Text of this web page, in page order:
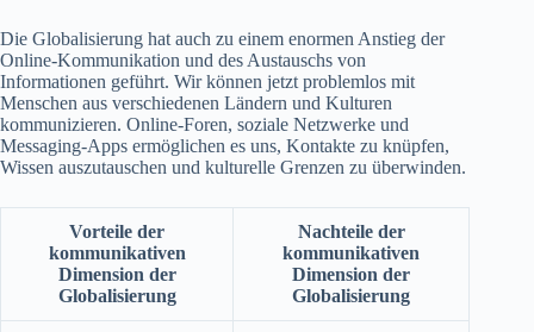
Die Globalisierung hat auch zu einem enormen Anstieg der
Online-Kommunikation und des Austauschs von
Informationen geführt. Wir können jetzt problemlos mit
Menschen aus verschiedenen Ländern und Kulturen
kommunizieren. Online-Foren, soziale Netzwerke und
Messaging-Apps ermöglichen es uns, Kontakte zu knüpfen,
Wissen auszutauschen und kulturelle Grenzen zu überwinden.
Vorteile der
kommunikativen
Dimension der
Globalisierung
Nachteile der
kommunikativen
Dimension der
Globalisierung